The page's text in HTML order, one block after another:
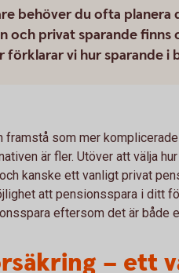
behöver du ofta planera
och privat sparande
förklarar vi hur sparande i
framstå som mer
är fler. Utöver att välja
kanske ett vanligt privat
att pensionsspara i ditt
eftersom det är både
– ett